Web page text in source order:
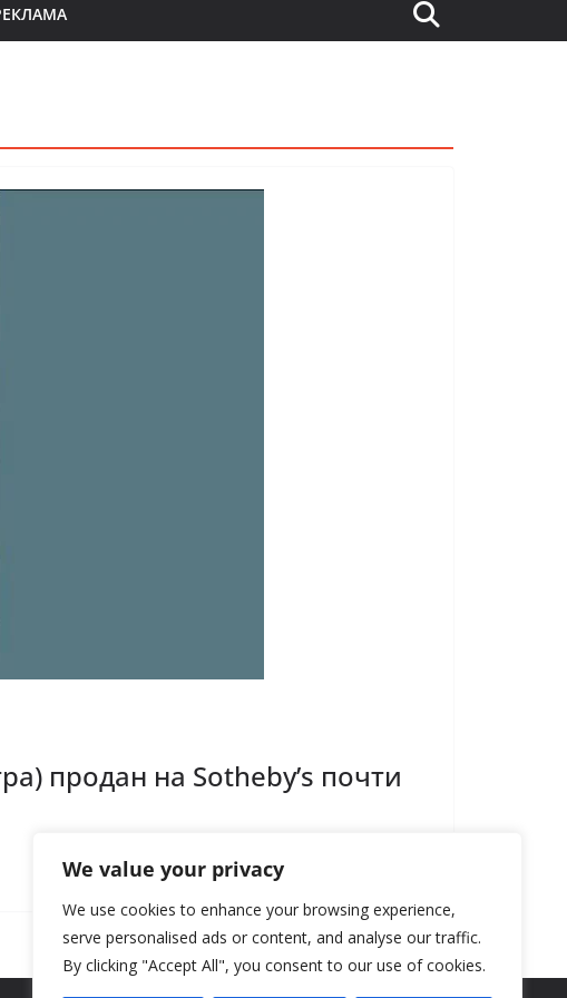
We value your privacy
We use cookies to enhance your browsing experience,
serve personalised ads or content, and analyse our traffic.
By clicking "Accept All", you consent to our use of cookies.
продан на Sotheby’s почти